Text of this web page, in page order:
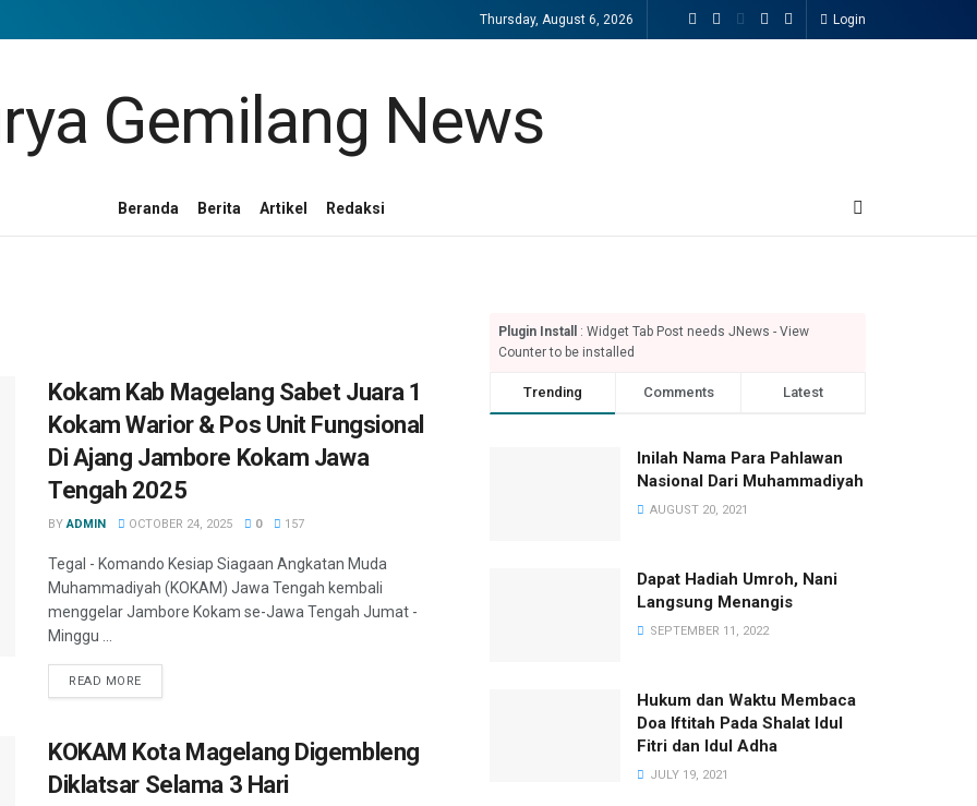
Thursday, August 6, 2026 Login
Beranda Berita Artikel Redaksi
Kokam Kab Magelang Sabet Juara 1
Kokam Warior & Pos Unit Fungsional
Di Ajang Jambore Kokam Jawa
Tengah 2025
BY ADMIN OCTOBER 24, 2025 0 157
Tegal - Komando Kesiap Siagaan Angkatan Muda
Muhammadiyah (KOKAM) Jawa Tengah kembali
menggelar Jambore Kokam se-Jawa Tengah Jumat -
Minggu ...
READ MORE
KOKAM Kota Magelang Digembleng
Diklatsar Selama 3 Hari
Plugin Install
: Widget Tab Post needs JNews - View
Counter to be installed
Trending Comments Latest
Inilah Nama Para Pahlawan
Nasional Dari Muhammadiyah
AUGUST 20, 2021
Dapat Hadiah Umroh, Nani
Langsung Menangis
SEPTEMBER 11, 2022
Hukum dan Waktu Membaca
Doa Iftitah Pada Shalat Idul
Fitri dan Idul Adha
JULY 19, 2021